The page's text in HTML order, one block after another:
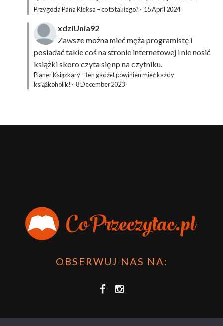
Przygoda Pana Kleksa – co to takiego? · 15 April 2024
xdziUnia92
Zawsze można mieć męża programistę i
posiadać takie coś na stronie internetowej i nie nosić
książki skoro czyta się np na czytniku.
Planer Książkary – ten gadżet powinien mieć każdy
książkoholik! · 8 December 2023
OBSERWUJ NAS NA: